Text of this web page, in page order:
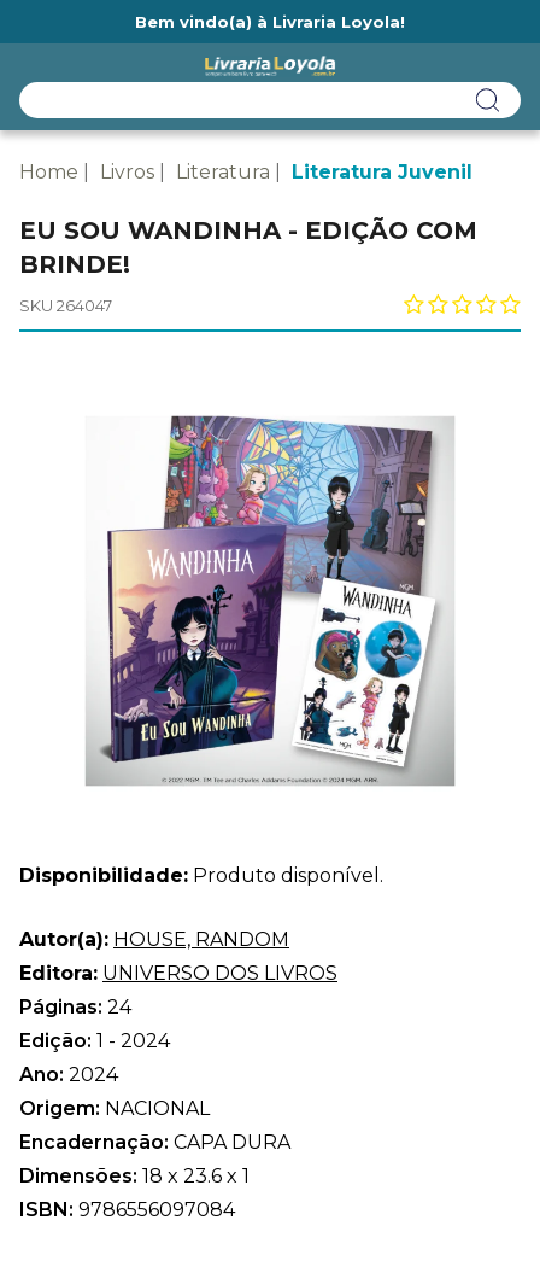
Bem vindo(a) à Livraria Loyola!
Home Livros Literatura Literatura Juvenil
EU SOU WANDINHA - EDIÇÃO COM
BRINDE!
SKU 264047
Disponibilidade: Produto disponível.
Autor(a): HOUSE, RANDOM
Editora: UNIVERSO DOS LIVROS
Páginas: 24
Edição: 1 - 2024
Ano: 2024
Origem: NACIONAL
Encadernação: CAPA DURA
Dimensões: 18 x 23.6 x 1
ISBN: 9786556097084